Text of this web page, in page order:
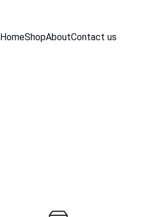
HomeShopAboutContact us